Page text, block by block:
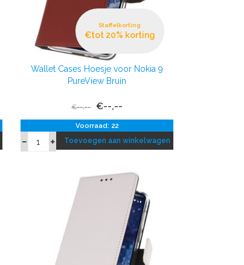
Staffelkorting
€tot 20% korting
Wallet Cases Hoesje voor Nokia 9
PureView Bruin
€--,-- €--,--
Voorraad: 22
Toevoegen aan winkelwagen